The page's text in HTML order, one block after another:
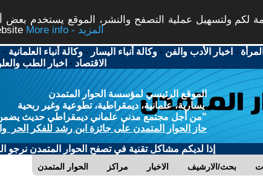
لكم ولتسهيل عملية التصفح والنشر، الموقع يستخدم بعض
More info - المزيد
- اخبار الأدب والفن -وكالة أنباء اليسار -وكالة أنباء العلمانية -
الاقتصاد - اخبار الطب
الموقع الرئيسي لمؤسسة الحوار المتمدن
يسارية، علمانية، ديمقراطية، تطوعية وغير ربحية
"من أجل مجتمع مدني علماني ديمقراطي حديث يضمن
حاز الحوار المتمدن على جائزة ابن رشد للفكر الحر
إذا لديكم مشاكل تقنية في تصفح الحوار المتمدن نرجو
الحوار المتمدن مراكز الاخبار بحث/الارشيف